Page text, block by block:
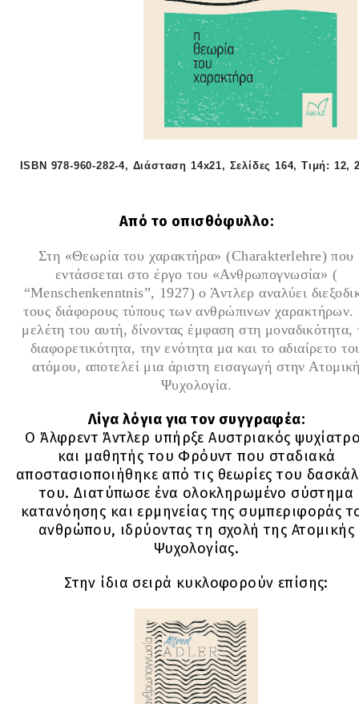
ISBN 978-960-282-4, Διάσταση 14x21, Σελίδες 164, Τιμή: 12,
Από το οπισθόφυλλο:
Στη «Θεωρία του χαρακτήρα» (Charakterlehre) που
εντάσσεται στο έργο του «Ανθρωπογνωσία» (
“Menschenkenntnis”, 1927) ο Άντλερ αναλύει
τους διάφορους τύπους των ανθρώπινων
μελέτη του αυτή, δίνοντας έμφαση στη μοναδικότητα,
διαφορετικότητα, την ενότητα μα και το αδιαίρετο
ατόμου, αποτελεί μια άριστη εισαγωγή στην
Ψυχολογία.
Λίγα λόγια για τον συγγραφέα:
Ο Άλφρεντ Άντλερ υπήρξε Αυστριακός
και μαθητής του Φρόυντ που σταδιακά
αποστασιοποιήθηκε από τις θεωρίες του
του. Διατύπωσε ένα ολοκληρωμένο σύστημα
κατανόησης και ερμηνείας της συμπεριφοράς
ανθρώπου, ιδρύοντας τη σχολή της Ατομικής
Ψυχολογίας.
Στην ίδια σειρά κυκλοφορούν επίσης: